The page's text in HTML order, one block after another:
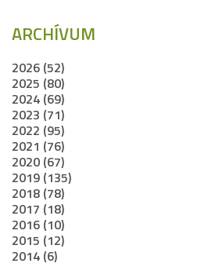
ARCHÍVUM
2026 (52)
2025 (80)
2024 (69)
2023 (71)
2022 (95)
2021 (76)
2020 (67)
2019 (135)
2018 (78)
2017 (18)
2016 (10)
2015 (12)
2014 (6)